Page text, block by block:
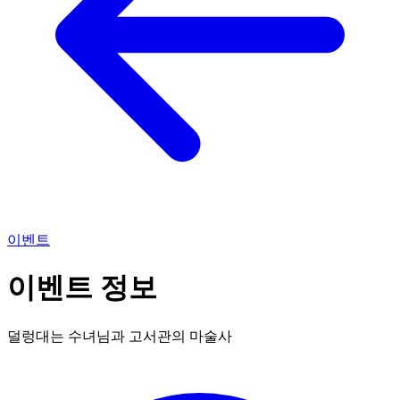
이벤트
이벤트 정보
덜렁대는 수녀님과 고서관의 마술사